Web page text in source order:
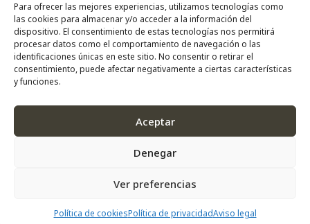
Para ofrecer las mejores experiencias, utilizamos tecnologías como
las cookies para almacenar y/o acceder a la información del
dispositivo. El consentimiento de estas tecnologías nos permitirá
procesar datos como el comportamiento de navegación o las
identificaciones únicas en este sitio. No consentir o retirar el
consentimiento, puede afectar negativamente a ciertas características
y funciones.
Aceptar
Denegar
Ver preferencias
Política de cookiesPolítica de privacidadAviso legal
reservados |
Diseño y Desarrollo Web deAgencia Marketing
DigitalGrowth®